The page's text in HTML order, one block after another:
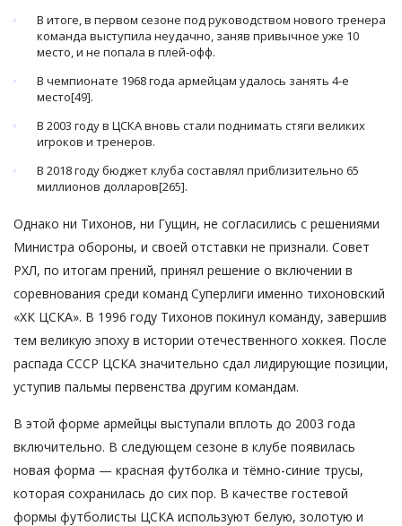
В итоге, в первом сезоне под руководством нового тренера
команда выступила неудачно, заняв привычное уже 10
место, и не попала в плей-офф.
В чемпионате 1968 года армейцам удалось занять 4-е
место[49].
В 2003 году в ЦСКА вновь стали поднимать стяги великих
игроков и тренеров.
В 2018 году бюджет клуба составлял приблизительно 65
миллионов долларов[265].
Однако ни Тихонов, ни Гущин, не согласились с решениями
Министра обороны, и своей отставки не признали. Совет
РХЛ, по итогам прений, принял решение о включении в
соревнования среди команд Суперлиги именно тихоновский
«ХК ЦСКА». В 1996 году Тихонов покинул команду, завершив
тем великую эпоху в истории отечественного хоккея. После
распада СССР ЦСКА значительно сдал лидирующие позиции,
уступив пальмы первенства другим командам.
В этой форме армейцы выступали вплоть до 2003 года
включительно. В следующем сезоне в клубе появилась
новая форма — красная футболка и тёмно-синие трусы,
которая сохранилась до сих пор. В качестве гостевой
формы футболисты ЦСКА используют белую, золотую и